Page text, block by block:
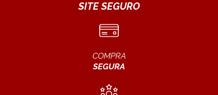
SITE SEGURO
COMPRA
SEGURA